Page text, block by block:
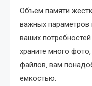
Объем памяти
важных параметров
ваших
храните много
файлов‚ вам
емкостью.